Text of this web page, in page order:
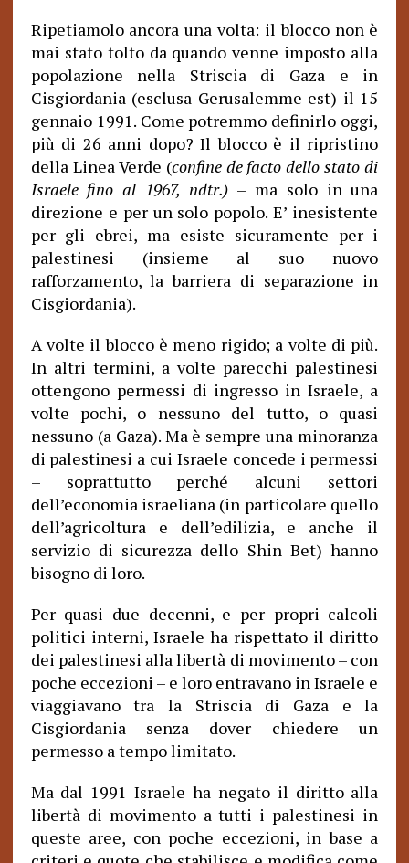
Ripetiamolo ancora una volta: il blocco non è
mai stato tolto da quando venne imposto alla
popolazione nella Striscia di Gaza e in
Cisgiordania (esclusa Gerusalemme est) il 15
gennaio 1991. Come potremmo definirlo oggi,
più di 26 anni dopo? Il blocco è il ripristino
della Linea Verde (confine de facto dello stato di
Israele fino al 1967, ndtr.) – ma solo in una
direzione e per un solo popolo. E’ inesistente
per gli ebrei, ma esiste sicuramente per i
palestinesi (insieme al suo nuovo
rafforzamento, la barriera di separazione in
Cisgiordania).
A volte il blocco è meno rigido; a volte di più.
In altri termini, a volte parecchi palestinesi
ottengono permessi di ingresso in Israele, a
volte pochi, o nessuno del tutto, o quasi
nessuno (a Gaza). Ma è sempre una minoranza
di palestinesi a cui Israele concede i permessi
– soprattutto perché alcuni settori
dell’economia israeliana (in particolare quello
dell’agricoltura e dell’edilizia, e anche il
servizio di sicurezza dello Shin Bet) hanno
bisogno di loro.
Per quasi due decenni, e per propri calcoli
politici interni, Israele ha rispettato il diritto
dei palestinesi alla libertà di movimento – con
poche eccezioni – e loro entravano in Israele e
viaggiavano tra la Striscia di Gaza e la
Cisgiordania senza dover chiedere un
permesso a tempo limitato.
Ma dal 1991 Israele ha negato il diritto alla
libertà di movimento a tutti i palestinesi in
queste aree, con poche eccezioni, in base a